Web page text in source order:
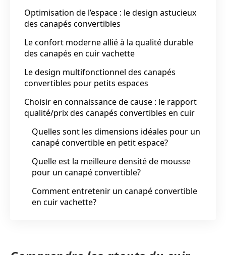
Optimisation de l’espace : le design astucieux
des canapés convertibles
Le confort moderne allié à la qualité durable
des canapés en cuir vachette
Le design multifonctionnel des canapés
convertibles pour petits espaces
Choisir en connaissance de cause : le rapport
qualité/prix des canapés convertibles en cuir
Quelles sont les dimensions idéales pour un
canapé convertible en petit espace?
Quelle est la meilleure densité de mousse
pour un canapé convertible?
Comment entretenir un canapé convertible
en cuir vachette?